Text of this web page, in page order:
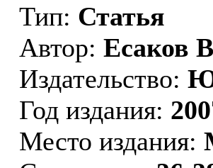
Тип: Статья
Автор: Есаков
Издательство:
Год издания:
Место издания: